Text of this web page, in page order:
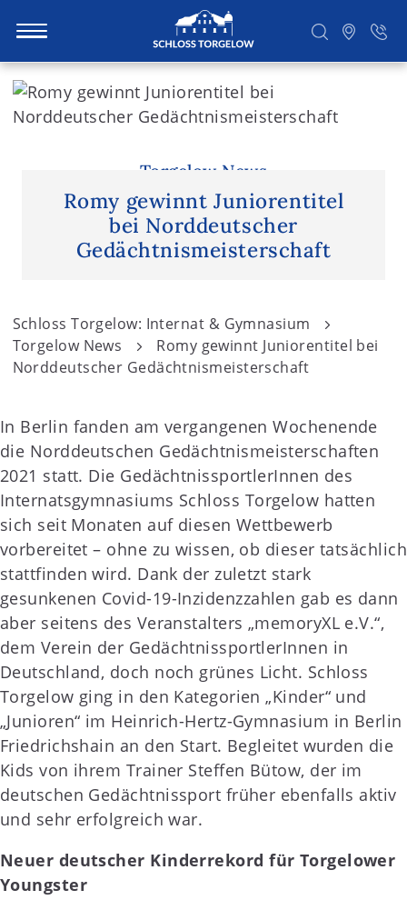
S
Torgelow News
Romy gewinnt Juniorentitel
bei Norddeutscher
Gedächtnismeisterschaft
Schloss Torgelow: Internat & Gymnasium
Torgelow News
Romy gewinnt Juniorentitel bei
Norddeutscher Gedächtnismeisterschaft
In Berlin fanden am vergangenen Wochenende
die Norddeutschen Gedächtnismeisterschaften
2021 statt. Die GedächtnissportlerInnen des
Internatsgymnasiums Schloss Torgelow hatten
sich seit Monaten auf diesen Wettbewerb
vorbereitet – ohne zu wissen, ob dieser tatsächlich
stattfinden wird. Dank der zuletzt stark
gesunkenen Covid-19-Inzidenzzahlen gab es dann
aber seitens des Veranstalters „memoryXL e.V.“,
dem Verein der GedächtnissportlerInnen in
Deutschland, doch noch grünes Licht. Schloss
Torgelow ging in den Kategorien „Kinder“ und
„Junioren“ im Heinrich-Hertz-Gymnasium in Berlin
Friedrichshain an den Start. Begleitet wurden die
Kids von ihrem Trainer Steffen Bütow, der im
deutschen Gedächtnissport früher ebenfalls aktiv
und sehr erfolgreich war.
Neuer deutscher Kinderrekord für Torgelower
Youngster